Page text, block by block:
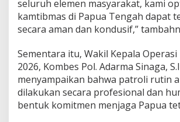
seluruh elemen masyarakat, kami
kamtibmas di Papua Tengah dapat
secara aman dan kondusif,”
Sementara itu, Wakil Kepala
2026, Kombes Pol. Adarma Sinaga,
menyampaikan bahwa patroli rutin
dilakukan secara profesional dan
bentuk komitmen menjaga Papua